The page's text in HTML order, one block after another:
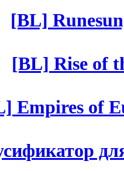
[BL]
[BL] Rise of
Empires of